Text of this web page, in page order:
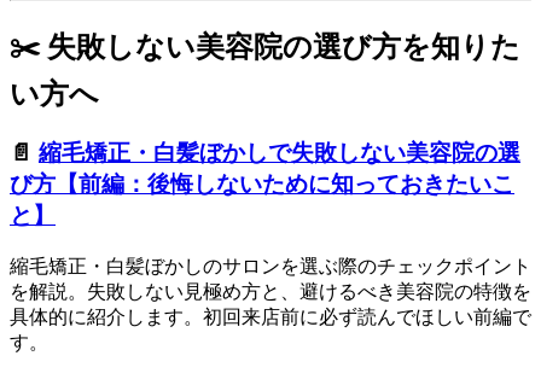
✂️ 失敗しない美容院の選び方を知りた
い方へ
📄 縮毛矯正・白髪ぼかしで失敗しない美容院の選
び方【前編：後悔しないために知っておきたいこ
と】
縮毛矯正・白髪ぼかしのサロンを選ぶ際のチェックポイント
を解説。失敗しない見極め方と、避けるべき美容院の特徴を
具体的に紹介します。初回来店前に必ず読んでほしい前編で
す。